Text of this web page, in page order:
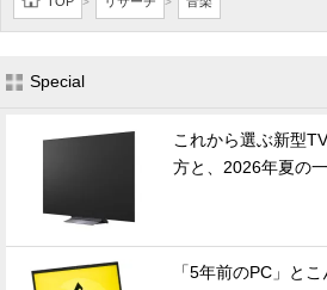
Special
これから選ぶ新型
方と、2026年夏の
「5年前のPC」と